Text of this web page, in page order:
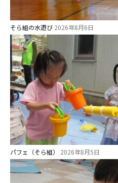
そら組の水遊び 2026年8月6日
パフェ（そら組） 2026年8月5日
お知らせ
今日の幼稚園